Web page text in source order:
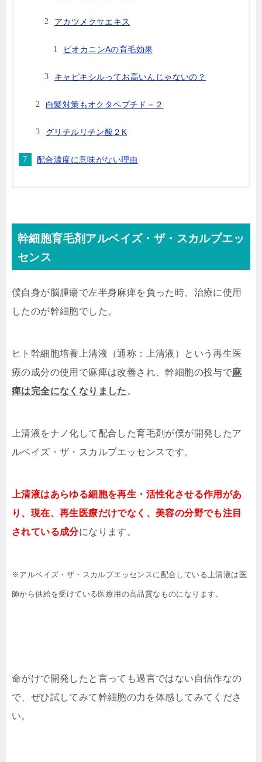
アカツメクサエキス
ビオカニンAの育毛効果
キャピキシルってお高いんじゃないの？
白髪対策もオクタペプチド－２
グリチルリチン酸２K
配合濃度に意味がない理由
幹細胞育毛剤アルベイズ・ザ・スカルプエッ
センス
僕自身が脳腫瘍で左半身麻痺を負った時、治療に使用
したのが幹細胞でした。
ヒト幹細胞培養上清液（通称：上清液）という再生医
療の成分の使用で麻痺は改善され、幹細胞の投与で麻
痺は完全になくなりました 。
上清液をナノ化して配合した育毛剤が僕が開発したア
ルベイズ・ザ・スカルプエッセンスです。
上清液はあらゆる細胞を再生・活性化させる作用があ
り、現在、再生医療だけでなく、美容の分野でも注目
されている成分になります。
※アルベイズ・ザ・スカルプエッセンスに配合している上清液は医
師から供給を受けている医療用の高品質なものになります。
命がけで開発したと言っても過言ではない自信作なの
で、ぜひ試してみて幹細胞の力を体感してみてくださ
い。